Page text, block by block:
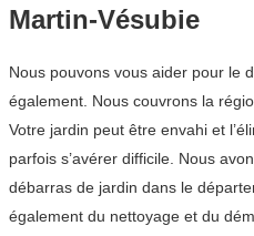
Martin-Vésubie
Nous pouvons vous aider pour le
également. Nous couvrons la
Votre jardin peut être envahi et
parfois s’avérer difficile. Nous
débarras de jardin dans le
également du nettoyage et du